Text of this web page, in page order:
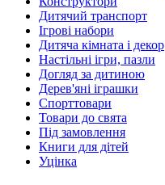
Дитячий транспорт
Ігрові набори
Дитяча кімната і декор
Настільні ігри, пазли
Догляд за дитиною
Дерев'яні іграшки
Спорттовари
Товари до свята
Під замовлення
Книги для дітей
Уцінка